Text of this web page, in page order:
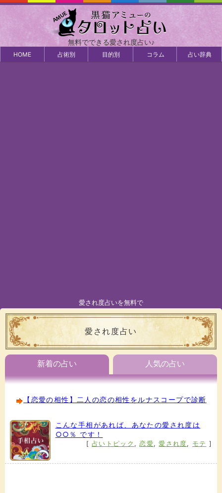
無料でできる愛され度占い♪
HOME 占術別 目的別 コラム 占い辞典
愛され度占いを無料で
愛され度占い
新着の占い 人気の占い
【恋愛の相性】二人の恋の相性をルナスコープで診断
こんな手相があれば、あなたの愛され度は
○○％ です！
[占いトピック ,恋愛,愛され度, モテ ]